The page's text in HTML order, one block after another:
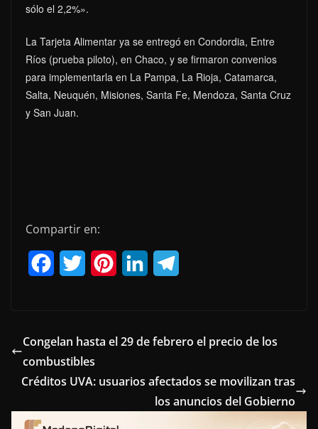
sólo el 2,2%».
La Tarjeta Alimentar ya se entregó en Condordia, Entre
Ríos (prueba piloto), en Chaco, y se firmaron convenios
para implementarla en La Pampa, La Rioja, Catamarca,
Salta, Neuquén, Misiones, Santa Fe, Mendoza, Santa Cruz
y San Juan.
Compartir en:
e
b
o
o
t
t
e
r
t
r
e
k
d
I
e
r
a
Congelan hasta el 29 de febrero el precio de los
combustibles
Créditos UVA: usuarios afectados se movilizan tras
los anuncios del Gobierno